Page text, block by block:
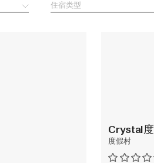
住宿类型
Crystal
度假村